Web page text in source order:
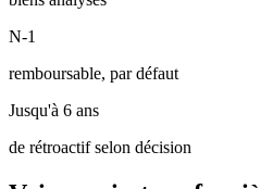
N-1
remboursable, par défaut
Jusqu'à 6 ans
de rétroactif selon décision